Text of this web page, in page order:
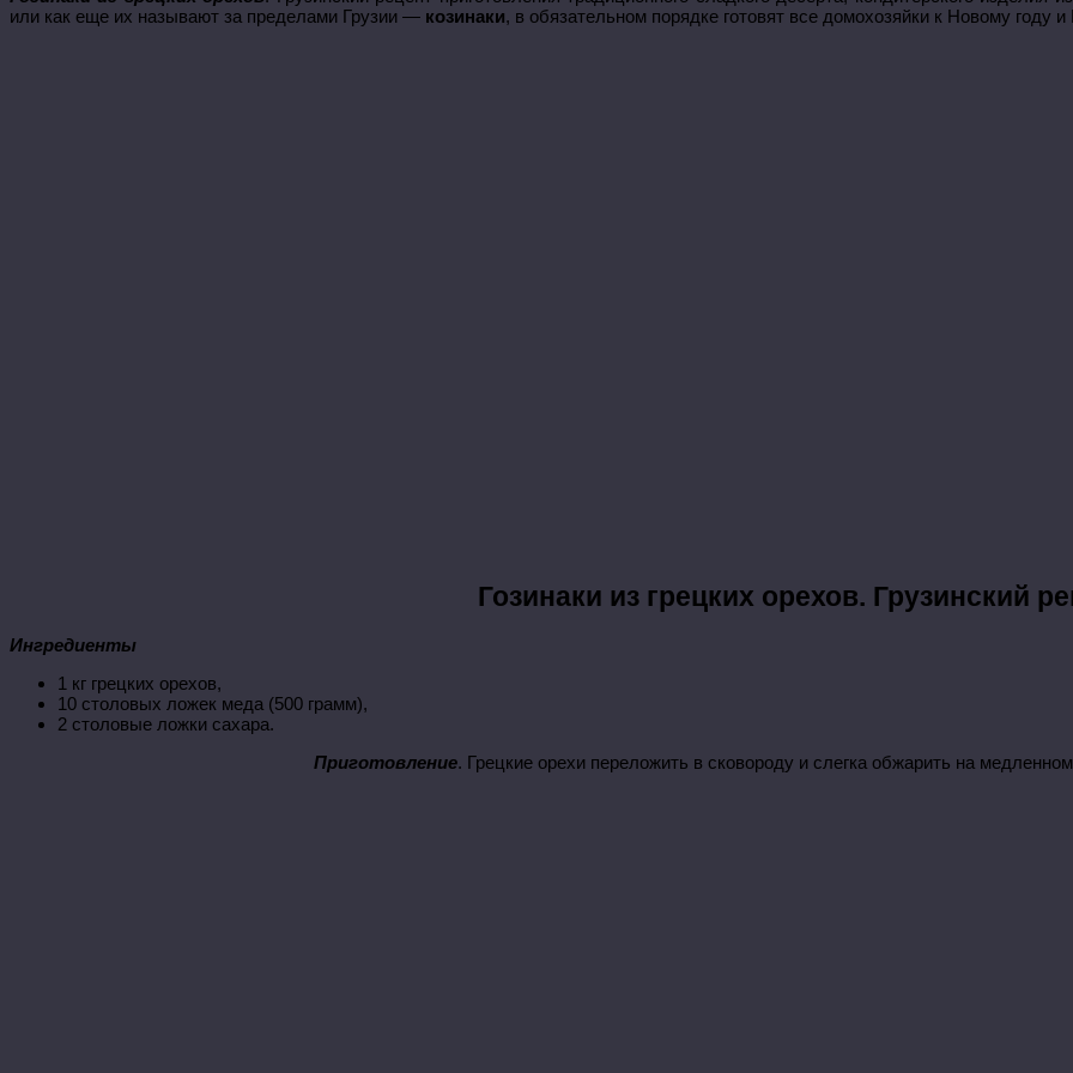
или как еще их называют за пределами Грузии — козинаки, в обязательном порядке готовят все домохозяйки к Новому году и
Гозинаки из грецких орехов. Грузинский
Ингредиенты
1 кг грецких орехов,
10 столовых ложек меда (500 грамм),
2 столовые ложки сахара.
Приготовление. Грецкие орехи переложить в сковороду и слегка обжарить на